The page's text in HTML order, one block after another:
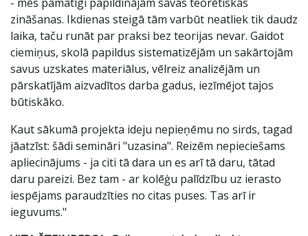
zināšanas. Ikdienas steigā tām varbūt neatliek tik daudz
laika, taču runāt par praksi bez teorijas nevar. Gaidot
ciemiņus, skolā papildus sistematizējām un sakārtojām
savus uzskates materiālus, vēlreiz analizējām un
pārskatījām aizvadītos darba gadus, iezīmējot tajos
būtiskāko.
Kaut sākumā projekta ideju nepieņēmu no sirds, tagad
jāatzīst: šādi semināri "uzasina". Reizēm nepieciešams
apliecinājums - ja citi tā dara un es arī tā daru, tātad
daru pareizi. Bez tam - ar kolēģu palīdzību uz ierasto
iespējams paraudzīties no citas puses. Tas arī ir
ieguvums."